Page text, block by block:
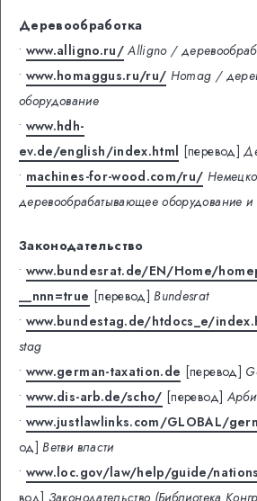
Деревообработка
• www.alligno.ru/ Alligno /
• www.homaggus.ru/ru/ Homag /
оборудование
• www.hdh-
ev.de/english/index.html [перевод]
• machines-for-wood.com/ru/
деревообрабатывающее оборудование и
Законодательство
• www.bundesrat.de/EN/Home/
__nnn=true [перевод] Bundesrat
• www.bundestag.de/htdocs_e/
stag
• www.german-taxation.de [перевод]
• www.dis-arb.de/scho/ [перевод]
• www.justlawlinks.com/GLOBAL/
од] Ветви власти
• www.loc.gov/law/help/guide/